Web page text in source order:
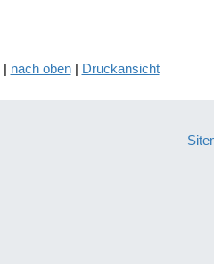
| nach oben| Druckansicht